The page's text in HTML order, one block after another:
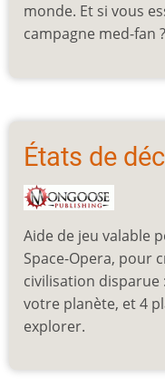
monde. Et si vous
campagne med-fan ?
États de
Aide de jeu valable
Space-Opera, pour
civilisation disparue
votre planète, et 4
explorer.